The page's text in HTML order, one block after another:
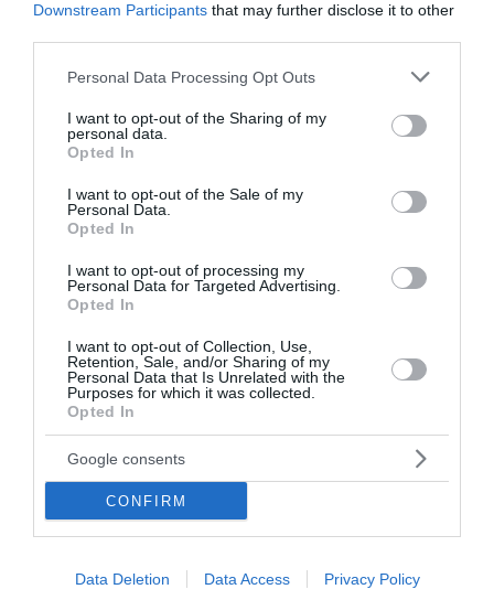
Downstream Participants that may further disclose it to other
Please note that this website/app uses one or more Google
not limited to your visit or usage behaviour. You may click to
grant or deny consent to Google and its third-party tags to
use your data for below specified purposes in below Google
consent section.
Personal Data Processing Opt Outs
I want to opt-out of the Sharing of my
personal data.
Opted In
I want to opt-out of the Sale of my
Personal Data.
Opted In
I want to opt-out of processing my
Personal Data for Targeted Advertising.
Opted In
I want to opt-out of Collection, Use,
Retention, Sale, and/or Sharing of my
Personal Data that Is Unrelated with the
Purposes for which it was collected.
Opted In
Google consents
CONFIRM
Data Deletion Data Access Privacy Policy
Σαν σήμερα - 19 Απριλίου
Γεγονότα 531 – Μάχη του Καλλίνικου: Ο Βυζαντινός
στρατός υπό τις οδηγίες του Βελισαρίου ηττάται από
τους Πέρσες στη βόρεια Συρία 1770 – Ο πλοίαρ...
19 Απριλίου 2023
Ροή ειδήσεων